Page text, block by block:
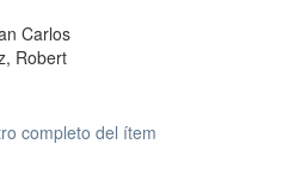
Carlos
Robert
completo del ítem